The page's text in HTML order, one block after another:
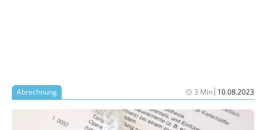
Abrechnung 3 Min| 10.08.2023